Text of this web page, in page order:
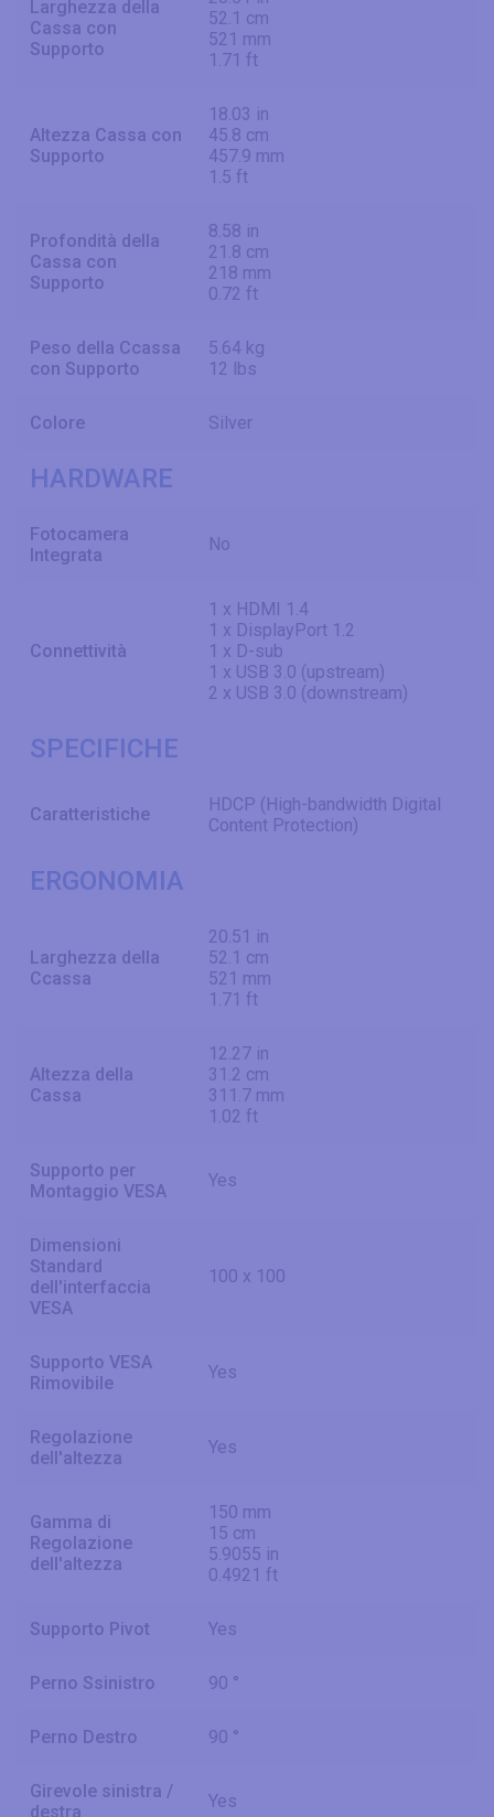
Larghezza della
Cassa con
Supporto
52.1 cm
521 mm
1.71 ft
Altezza Cassa con
Supporto
18.03 in
45.8 cm
457.9 mm
1.5 ft
Profondità della
Cassa con
Supporto
8.58 in
21.8 cm
218 mm
0.72 ft
Peso della Ccassa
con Supporto
5.64 kg
12 lbs
Colore Silver
HARDWARE
Fotocamera
Integrata
No
Connettività
1 x HDMI 1.4
1 x DisplayPort 1.2
1 x D-sub
1 x USB 3.0 (upstream)
2 x USB 3.0 (downstream)
SPECIFICHE
Caratteristiche
HDCP (High-bandwidth Digital
Content Protection)
ERGONOMIA
Larghezza della
Ccassa
20.51 in
52.1 cm
521 mm
1.71 ft
Altezza della
Cassa
12.27 in
31.2 cm
311.7 mm
1.02 ft
Supporto per
Montaggio VESA
Yes
Dimensioni
Standard
dell'interfaccia
VESA
100 x 100
Supporto VESA
Rimovibile
Yes
Regolazione
dell'altezza
Yes
Gamma di
Regolazione
dell'altezza
150 mm
15 cm
5.9055 in
0.4921 ft
Supporto Pivot Yes
Perno Ssinistro 90 °
Perno Destro 90 °
Girevole sinistra /
destra
Yes